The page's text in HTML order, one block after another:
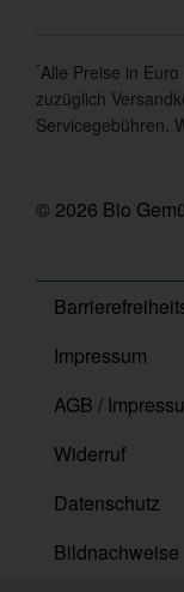
*Alle Preise in
zuzüglich
Servicegebühren.
© 2026 Bio
Impressum
AGB /
Widerruf
Datenschutz
Bildnachweise